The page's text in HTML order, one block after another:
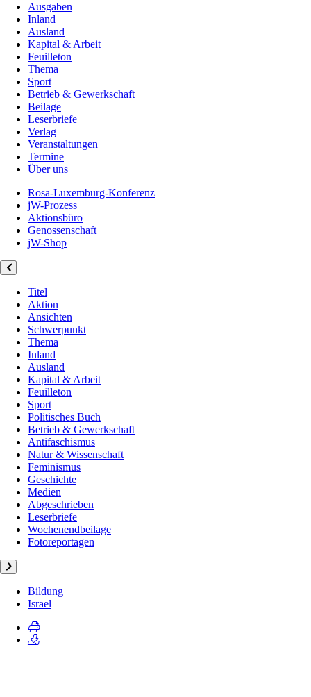
Ausgaben
Inland
Ausland
Kapital & Arbeit
Feuilleton
Thema
Sport
Betrieb & Gewerkschaft
Beilage
Leserbriefe
Verlag
Veranstaltungen
Termine
Über uns
Rosa-Luxemburg-Konferenz
jW-Prozess
Aktionsbüro
Genossenschaft
jW-Shop
Titel
Aktion
Ansichten
Schwerpunkt
Thema
Inland
Ausland
Kapital & Arbeit
Feuilleton
Sport
Politisches Buch
Betrieb & Gewerkschaft
Antifaschismus
Natur & Wissenschaft
Feminismus
Geschichte
Medien
Abgeschrieben
Leserbriefe
Wochenendbeilage
Fotoreportagen
Bildung
Israel